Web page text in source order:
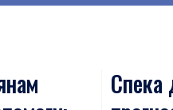
Спека